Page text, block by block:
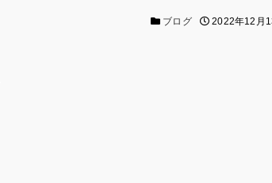
2022年12月
ブログ